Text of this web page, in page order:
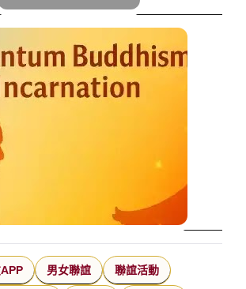
男女聯誼 聯誼活動